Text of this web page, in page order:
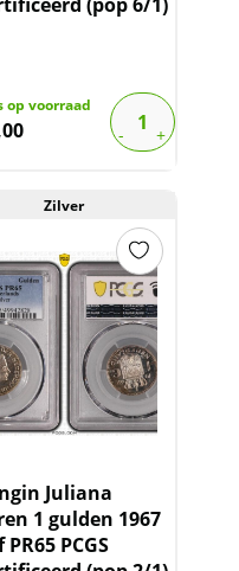
op voorraad
Zilver
Juliana
1 gulden 1967
PCGS